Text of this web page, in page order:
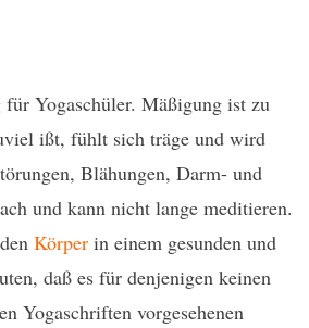
für Yogaschüler. Mäßigung ist zu
ißt, fühlt sich träge und wird
Blähungen, Darm- und
und kann nicht lange meditieren.
Körper in einem gesunden und
daß es für denjenigen keinen
Yogaschriften vorgesehenen